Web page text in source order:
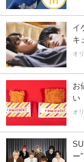
イ
キ
オ
お
い
オ
ー”